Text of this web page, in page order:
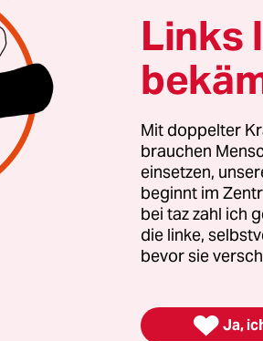
geweint und noch drei Tage
Reaktion gezeigt
das Tattoo-Studio auf
zuständige Berliner
auch die Eltern strafbar
stechen ließen. Auch
Tattoo-Studios hätte
Links
Mit doppelter
brauchen
einsetzen,
beginnt im
bei taz zahl ich
die linke,
bevor sie
 Ja,